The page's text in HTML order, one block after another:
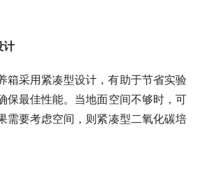
计
箱采用紧凑型设计，有助于节省实验
保最佳性能。当地面空间不够时，可
需要考虑空间，则紧凑型二氧化碳培